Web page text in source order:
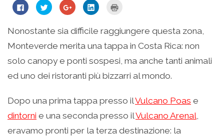
Fai
clic
su
Facebook
(Si
apre
una
nuova
finestra)
Fai
clic
condividere
su
Twitter
(Si
in
una
nuova
finestra)
Fai
clic
condividere
su
Google+
(Si
in
una
nuova
finestra)
Fai
clic
condividere
su
LinkedIn
(Si
in
una
nuova
finestra)
stampare
(Si
apre
in
nuova
finestra)
Nonostante sia difficile raggiungere questa zona,
Monteverde merita una tappa in Costa Rica: non
solo canopy e ponti sospesi, ma anche tanti animali
ed uno dei ristoranti più bizzarri al mondo.
Dopo una prima tappa presso ilVulcano Poas e
dintorni e una seconda presso ilVulcano Arenal
eravamo pronti per la terza destinazione: la